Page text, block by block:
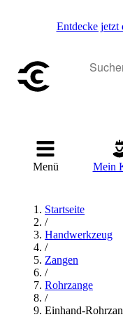
Entdecke jetzt
Menü Mein
Startseite
/
Handwerkzeug
/
Zangen
/
Rohrzange
/
Einhand-